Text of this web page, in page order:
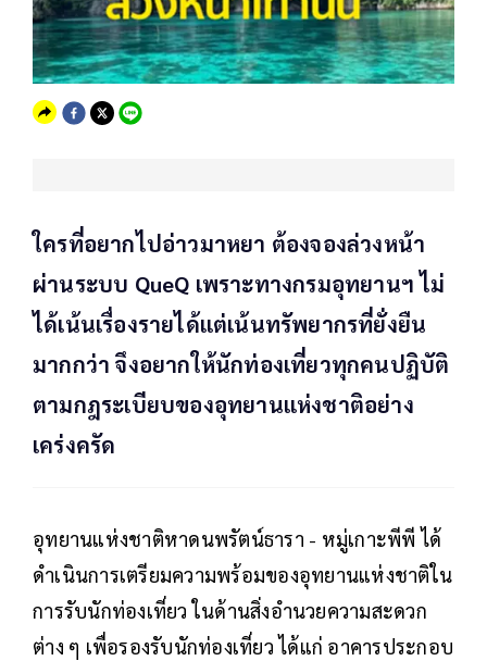
ใครที่อยากไปอ่าวมาหยา ต้องจองล่วงหน้า
ผ่านระบบ QueQ เพราะทางกรมอุทยานฯ ไม่
ได้เน้นเรื่องรายได้แต่เน้นทรัพยากรที่ยั่งยืน
มากกว่า จึงอยากให้นักท่องเที่ยวทุกคนปฏิบัติ
ตามกฎระเบียบของอุทยานแห่งชาติอย่าง
เคร่งครัด
อุทยานแห่งชาติหาดนพรัตน์ธารา - หมู่เกาะพีพี ได้
ดำเนินการเตรียมความพร้อมของอุทยานแห่งชาติใน
การรับนักท่องเที่ยว ในด้านสิ่งอำนวยความสะดวก
ต่าง ๆ เพื่อรองรับนักท่องเที่ยว ได้แก่ อาคารประกอบ